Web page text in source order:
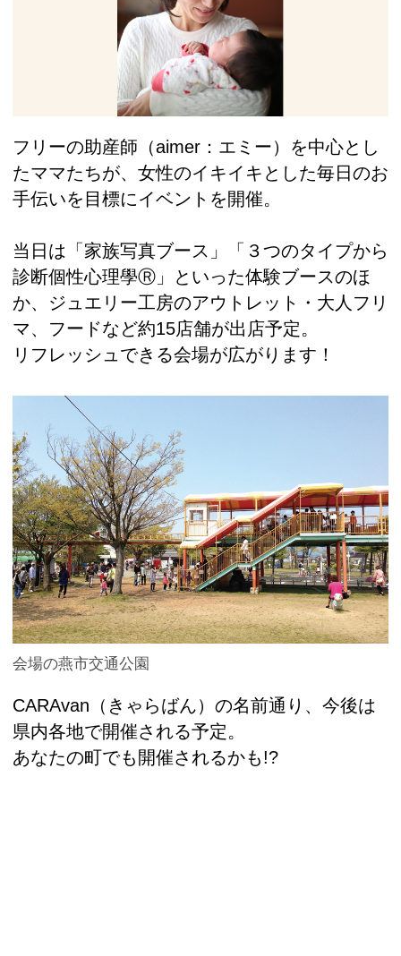
フリーの助産師（aimer：エミー）を中心とし
たママたちが、女性のイキイキとした毎日のお
手伝いを目標にイベントを開催。
当日は「家族写真ブース」「３つのタイプから
診断個性心理學Ⓡ」といった体験ブースのほ
か、ジュエリー工房のアウトレット・大人フリ
マ、フードなど約15店舗が出店予定。
リフレッシュできる会場が広がります！
会場の燕市交通公園
CARAvan（きゃらばん）の名前通り、今後は
県内各地で開催される予定。
あなたの町でも開催されるかも!?